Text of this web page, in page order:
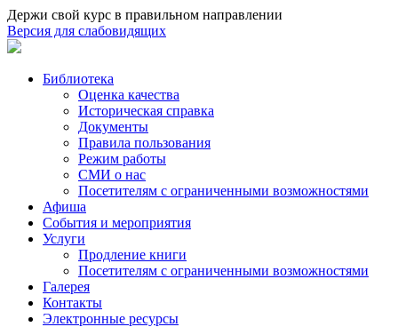
Держи свой курс в правильном направлении
Версия для слабовидящих
Библиотека
Оценка качества
Историческая справка
Документы
Правила пользования
Режим работы
СМИ о нас
Посетителям с ограниченными возможностями
Афиша
События и мероприятия
Услуги
Продление книги
Посетителям с ограниченными возможностями
Галерея
Контакты
Электронные ресурсы